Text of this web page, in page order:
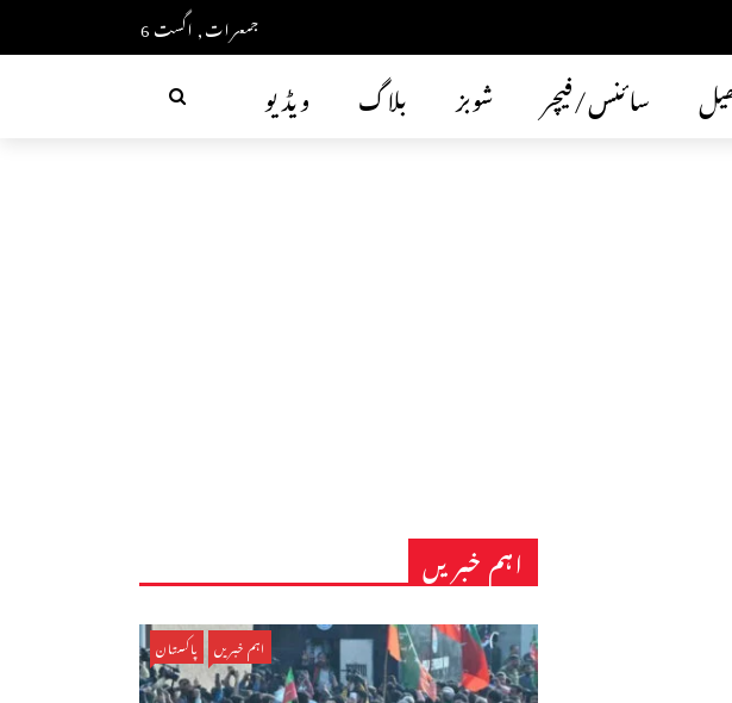
جمعرات, اگست 6
ویڈیو بلاگ شوبز سائنس/فیچر
اہم خبریں
اہم خبریں پاکستان